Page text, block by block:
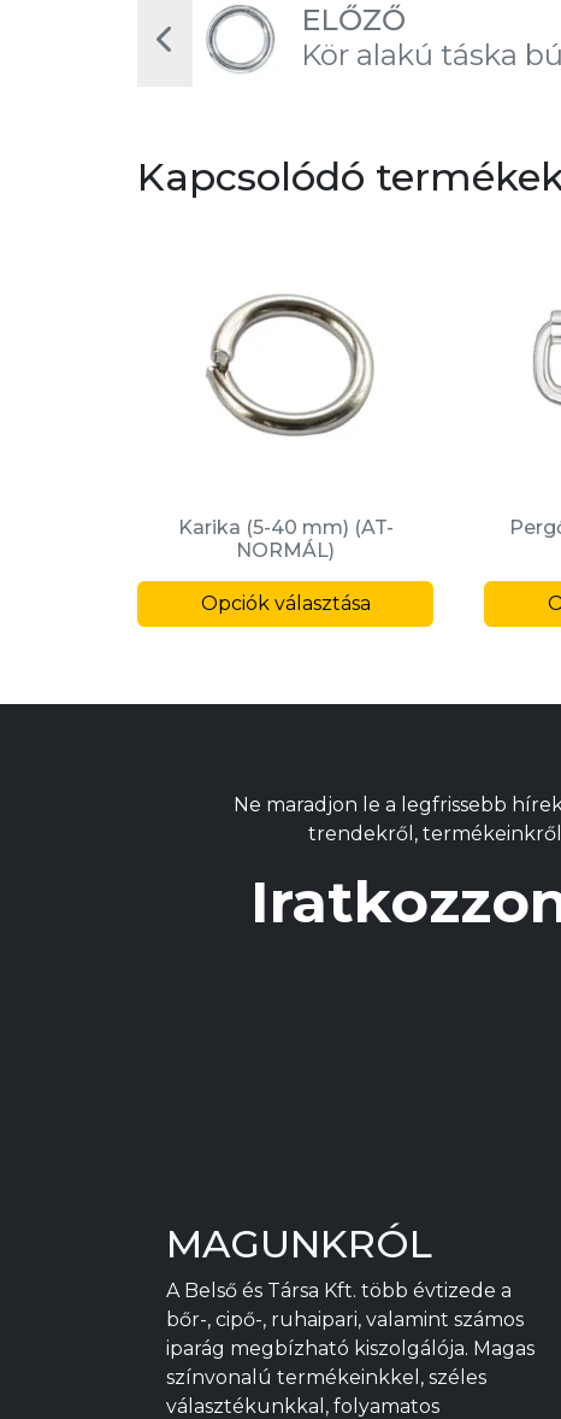
ELŐZŐ
Kör alakú táska
Kapcsolódó
Karika (5-40 mm) (AT-
NORMÁL)
Opciók választása
terméknek
a
ki
Ne maradjon le a legfrissebb
trendekről, termékeinkről
MAGUNKRÓL
A Belső és Társa Kft. több évtizede a
bőr-, cipő-, ruhaipari, valamint számos
iparág megbízható kiszolgálója. Magas
színvonalú termékeinkkel, széles
választékunkkal, folyamatos